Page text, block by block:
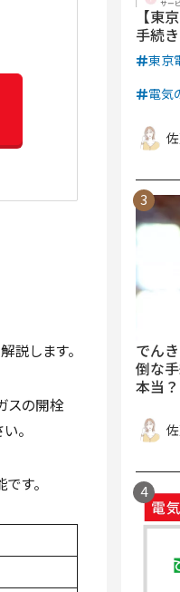
説します。
スの開栓
。
す。
【東
手続
東京
電気
でん
倒な
本当？